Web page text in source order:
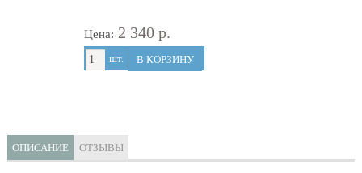
Цена: 2 340 р.
шт. В КОРЗИНУ
ОПИСАНИЕ ОТЗЫВЫ